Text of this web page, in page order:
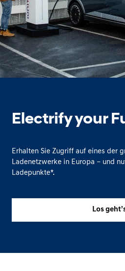
Electrify your
Erhalten Sie Zugriff auf eines der
Ladenetzwerke in Europa – und
Ladepunkte*.
Los